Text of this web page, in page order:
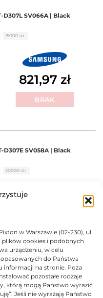
w Warszawie (02-230), ul.
plików cookies i podobnych
urządzeniu, w celu
do Państwa
informacji na stronie. Poza
pozostałe rodzaje
którą mogą Państwo wyrazić
Jeśli nie wyrażają Państwo
D307L SV066A | Black
na 5
15000 str.
821,97 zł
BRAK
D307E SV058A | Black
na 5
20000 str.
BRAK
D307U SV081A | Black